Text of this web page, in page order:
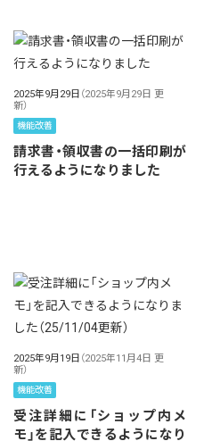
2025年9月29日 （2025年9月29日 更
新）
機能改善
請求書・領収書の一括印刷が
行えるようになりました
2025年9月19日 （2025年11月4日 更
新）
機能改善
受注詳細に「ショップ内メ
モ」を記入できるようになり